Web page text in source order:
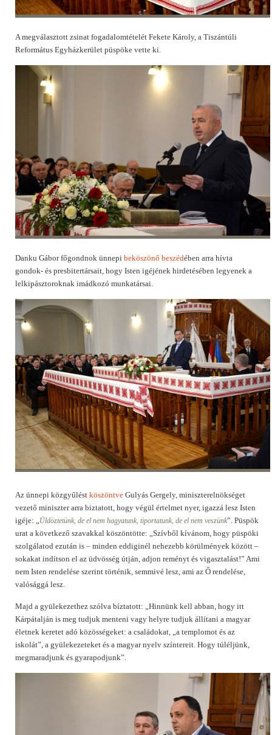
A megválasztott zsinat fogadalomtételét Fekete Károly, a Tiszántúli
Református Egyházkerület püspöke vette ki.
Danku Gábor főgondnok ünnepi beköszönő beszédében arra hívta
gondok- és presbitertársait, hogy Isten igéjének hirdetésében legyenek a
lelkipásztoroknak imádkozó munkatársai.
Az ünnepi közgyűlést köszöntve Gulyás Gergely, miniszterelnökséget
vezető miniszter arra biztatott, hogy végül értelmet nyer, igazzá lesz Isten
igéje: „Üldöztetünk, de el nem hagyatunk, tiportatunk, de el nem veszünk”. Püspök
urat a következő szavakkal köszöntötte: „Szívből kívánom, hogy püspöki
szolgálatod ezután is – minden eddiginél nehezebb körülmények között –
sokakat indítson el az üdvösség útján, adjon reményt és vigasztalást!” Ami
nem Isten rendelése szerint történik, semmivé lesz, ami az Ő rendelése,
valósággá lesz.
Majd a gyülekezethez szólva bíztatott: „Hinnünk kell abban, hogy itt
Kárpátalján is meg tudjuk menteni vagy helyre tudjuk állítani a magyar
életnek keretet adó közösségeket: a családokat, „a templomot és az
iskolát”, a gyülekezeteket és a magyar nyelv színtereit. Hogy túléljünk,
megmaradjunk és gyarapodjunk”.